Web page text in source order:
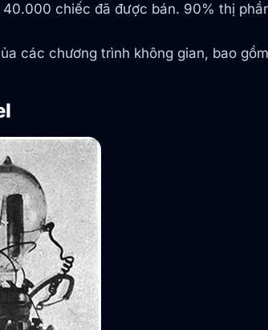
chiếc đã được bán. 90% thị
các chương trình không gian, bao